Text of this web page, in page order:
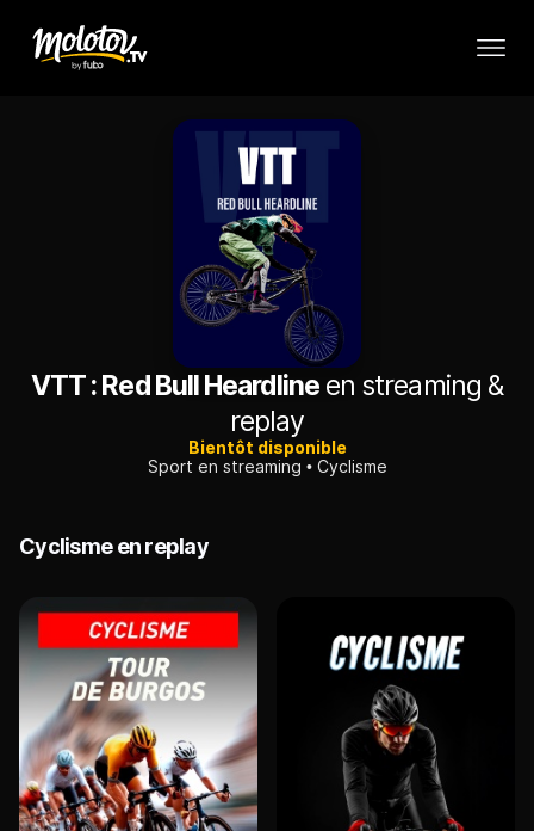
VTT : Red Bull Heardlineen streaming &
replay
Bientôt disponible
Sport en streaming
Cyclisme
Cyclisme en replay